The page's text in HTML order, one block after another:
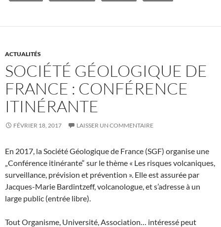
ACTUALITÉS
SOCIÉTÉ GÉOLOGIQUE DE
FRANCE : CONFÉRENCE
ITINÉRANTE
FÉVRIER 18, 2017 LAISSER UN COMMENTAIRE
En 2017, la Société Géologique de France (SGF) organise une
„Conférence itinérante“ sur le thème « Les risques volcaniques,
surveillance, prévision et prévention ». Elle est assurée par
Jacques-Marie Bardintzeff, volcanologue, et s’adresse à un
large public (entrée libre).
Tout Organisme, Université, Association… intéressé peut